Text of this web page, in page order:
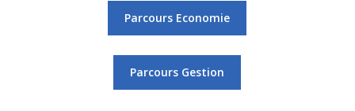
Parcours Economie
Parcours Gestion